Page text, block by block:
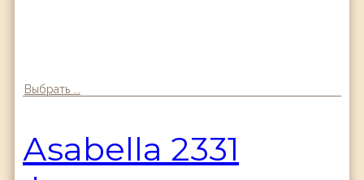
Выбрать ...
Аsabella 2331